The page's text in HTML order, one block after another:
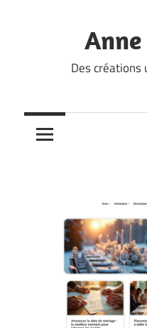
Des créations